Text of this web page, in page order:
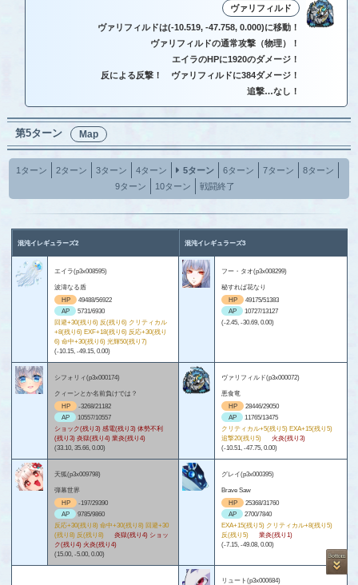
ヴァリフィルド
ヴァリフィルドは(-10.519, -47.758, 0.000)に移動！
ヴァリフィルドの通常攻撃（物理）！
エイラのHPに1920のダメージ！
反による反撃！ ヴァリフィルドに384ダメージ！
追撃…なし！
第5ターン Map
1ターン 2ターン 3ターン 4ターン 5ターン 6ターン 7ターン
8ターン
9ターン
10ターン 戦闘終了
混沌イレギュラーズ2 混沌イレギュラーズ3
エイラ(p3x008595)
波濤なる盾
HP
49488/56922
AP
5731/6930
回避+30(残り6) 反(残り6) クリティカル
+8(残り6) EXF+18(残り6) 反応+30(残り
6) 命中+30(残り6) 光輝50(残り7)
(-10.15, -49.15, 0.00)
フー・タオ(p3x008299)
秘すれば花なり
HP
49175/51383
AP
10727/13127
(-2.45, -30.69, 0.00)
シフォリィ(p3x000174)
クィーンとか名前負けでは？
HP
-3268/21182
AP
10557/10557
ショック(残り3) 感電(残り3) 体勢不利
(残り3) 炎獄(残り4) 業炎(残り4)
(33.10, 35.66, 0.00)
ヴァリフィルド(p3x000072)
悪食竜
HP
28446/29050
AP
11765/13475
クリティカル+5(残り5) EXA+15(残り5)
追撃20(残り5)
火炎(残り3)
(-10.51, -47.75, 0.00)
天狐(p3x009798)
弾幕世界
HP
-197/29390
AP
9785/9860
反応+30(残り8) 命中+30(残り8) 回避+30
(残り8) 反(残り8)
炎獄(残り4) ショッ
ク(残り4) 火炎(残り4)
(15.00, -5.00, 0.00)
グレイ(p3x000395)
Brave Saw
HP
25368/31760
AP
2700/7840
EXA+15(残り5) クリティカル+8(残り5)
反(残り5)
業炎(残り1)
(-7.15, -49.08, 0.00)
リュート(p3x000684)